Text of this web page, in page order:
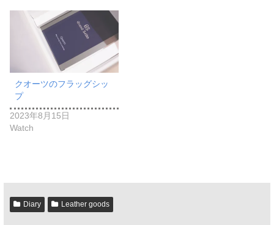
クオーツのフラッグシッ
プ
2023年8月15日
Watch
Diary Leather goods